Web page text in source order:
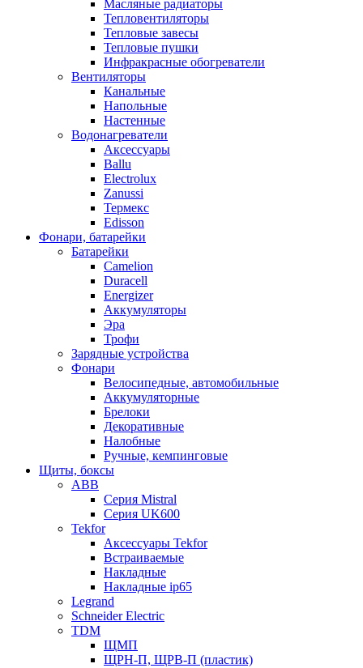
Масляные радиаторы
Тепловентиляторы
Тепловые завесы
Тепловые пушки
Инфракрасные обогреватели
Вентиляторы
Канальные
Напольные
Настенные
Водонагреватели
Аксессуары
Ballu
Electrolux
Zanussi
Термекс
Edisson
Фонари, батарейки
Батарейки
Camelion
Duracell
Energizer
Аккумуляторы
Эра
Трофи
Зарядные устройства
Фонари
Велосипедные, автомобильные
Аккумуляторные
Брелоки
Декоративные
Налобные
Ручные, кемпинговые
Щиты, боксы
ABB
Серия Mistral
Серия UK600
Tekfor
Аксессуары Tekfor
Встраиваемые
Накладные
Накладные ip65
Legrand
Schneider Electric
TDM
ЩМП
ЩРН-П, ЩРВ-П (пластик)